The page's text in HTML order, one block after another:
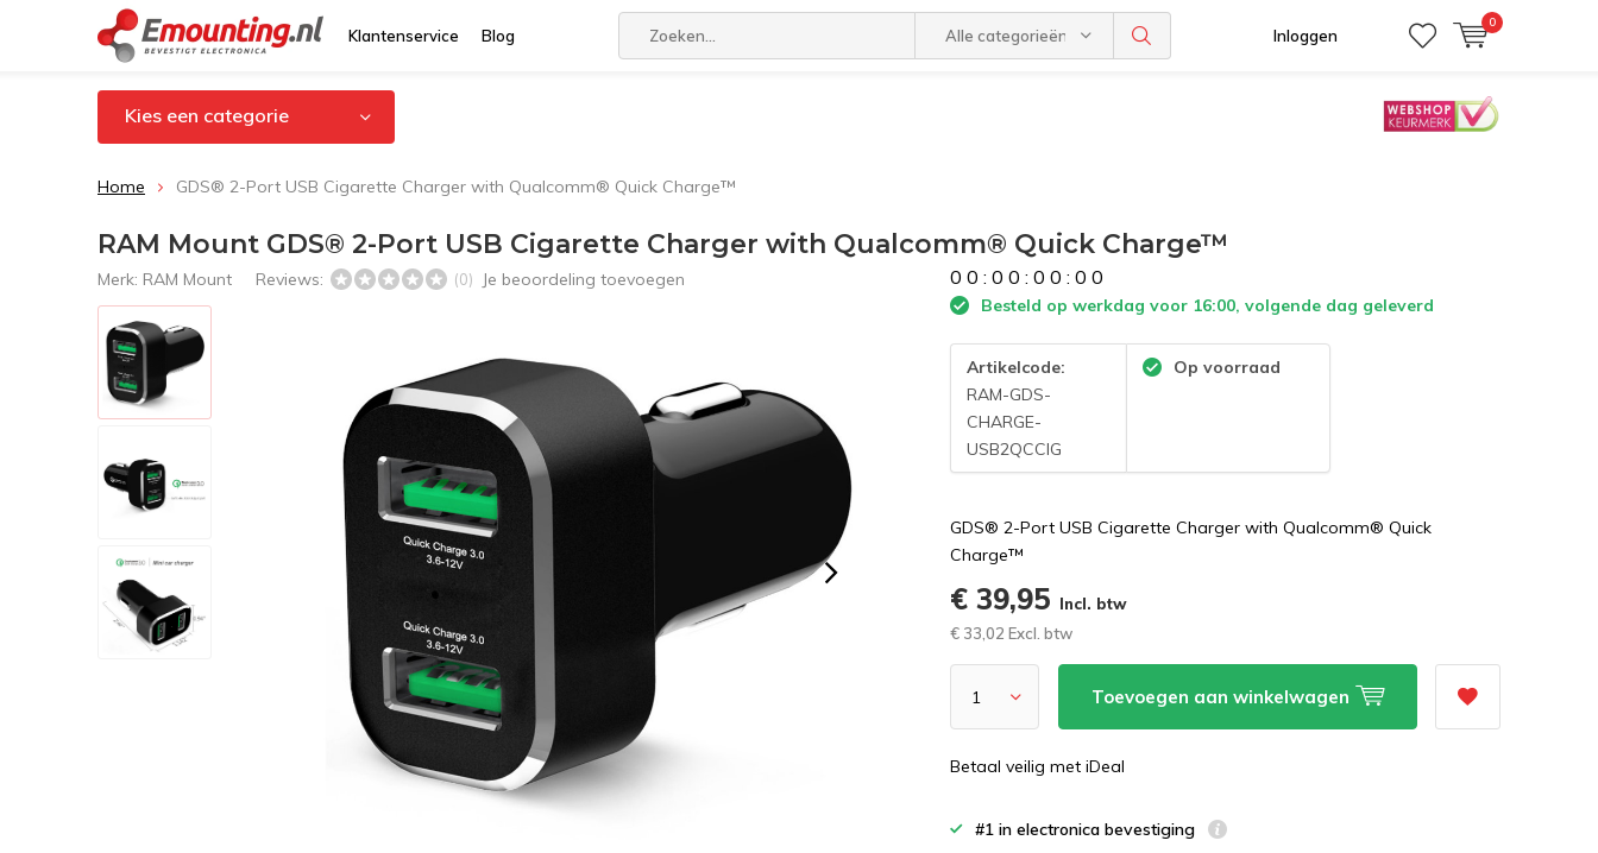
Klantenservice Blog Alle categorieën Inloggen
0
Kies een categorie
Home GDS® 2-Port USB Cigarette Charger with Qualcomm® Quick Charge™
RAM Mount GDS® 2-Port USB Cigarette Charger with Qualcomm® Quick Charge™
Merk: RAM Mount Reviews: (0) Je beoordeling toevoegen 0 0 :0 0 :0 0 :0 0
Besteld op werkdag voor 16:00, volgende dag geleverd
Artikelcode:
RAM-GDS-
CHARGE-
USB2QCCIG
Op voorraad
GDS® 2-Port USB Cigarette Charger with Qualcomm® Quick
Charge™
€ 39,95 Incl. btw
€ 33,02 Excl. btw
Toevoegen aan winkelwagen
Betaal veilig met iDeal
#1 in electronica bevestiging